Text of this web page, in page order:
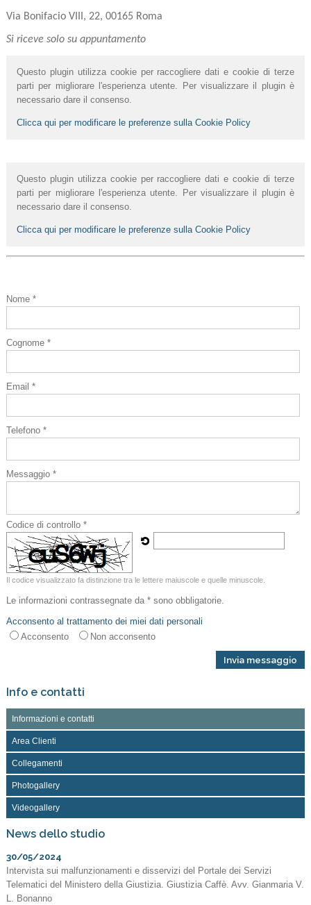
Via Bonifacio VIII, 22, 00165 Roma
Si riceve solo su appuntamento
Questo plugin utilizza cookie per raccogliere dati e cookie di terze
parti per migliorare l'esperienza utente. Per visualizzare il plugin è
necessario dare il consenso.
Clicca qui per modificare le preferenze sulla Cookie Policy
Questo plugin utilizza cookie per raccogliere dati e cookie di terze
parti per migliorare l'esperienza utente. Per visualizzare il plugin è
necessario dare il consenso.
Clicca qui per modificare le preferenze sulla Cookie Policy
Nome *
Cognome *
Email *
Telefono *
Messaggio *
Codice di controllo *
Il codice visualizzato fa distinzione tra le lettere maiuscole e quelle minuscole.
Le informazioni contrassegnate da * sono obbligatorie.
Acconsento al trattamento dei miei dati personali
Acconsento
Non acconsento
Info e contatti
Informazioni e contatti
Area Clienti
Collegamenti
Photogallery
Videogallery
News dello studio
30/05/2024
Intervista sui malfunzionamenti e disservizi del Portale dei Servizi
Telematici del Ministero della Giustizia. Giustizia Caffè. Avv. Gianmaria V.
L. Bonanno